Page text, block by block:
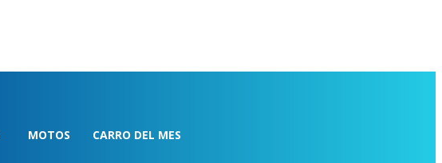
MOTOS CARRO DEL MES